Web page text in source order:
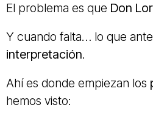
El problema es que Don
Y cuando falta… lo que
interpretación.
Ahí es donde empiezan los
hemos visto: